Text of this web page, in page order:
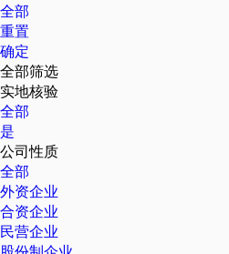
全部
重置
确定
全部筛选
实地核验
全部
是
公司性质
全部
外资企业
合资企业
民营企业